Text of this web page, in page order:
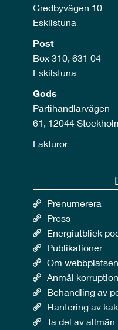
Gredbyvägen 10
Eskilstuna
Post
Box 310, 631 04
Eskilstuna
Gods
Partihandlarvägen
61, 12044
Fakturor
Prenumerera
Press
Energiutblick
Publikationer
Om webbplatsen
Anmäl
Behandling av
Hantering av
Ta del av